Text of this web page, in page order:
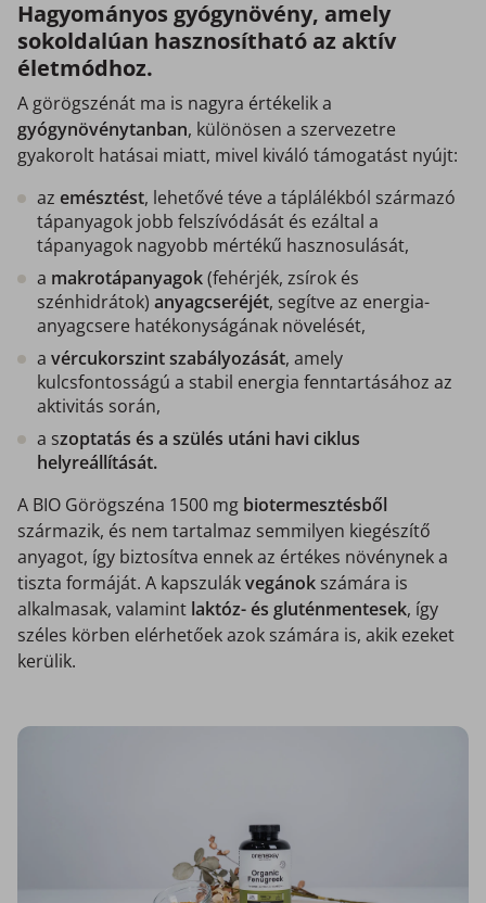
Hagyományos gyógynövény, amely
sokoldalúan hasznosítható az aktív
életmódhoz.
A görögszénát ma is nagyra értékelik a
gyógynövénytanban, különösen a szervezetre
gyakorolt hatásai miatt, mivel kiváló támogatást nyújt:
az emésztést, lehetővé téve a táplálékból származó
tápanyagok jobb felszívódását és ezáltal a
tápanyagok nagyobb mértékű hasznosulását,
a makrotápanyagok(fehérjék, zsírok és
szénhidrátok) anyagcseréjét, segítve az energia-
anyagcsere hatékonyságának növelését,
a vércukorszint szabályozását, amely
kulcsfontosságú a stabil energia fenntartásához az
aktivitás során,
a szoptatás és a szülés utáni havi ciklus
helyreállítását.
A BIO Görögszéna 1500 mg biotermesztésből
származik, és nem tartalmaz semmilyen kiegészítő
anyagot, így biztosítva ennek az értékes növénynek a
tiszta formáját. A kapszulákvegánok számára is
alkalmasak, valamint laktóz- és gluténmentesek, így
széles körben elérhetőek azok számára is, akik ezeket
kerülik.